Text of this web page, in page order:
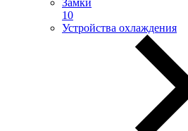
10
Устройства охлаждения